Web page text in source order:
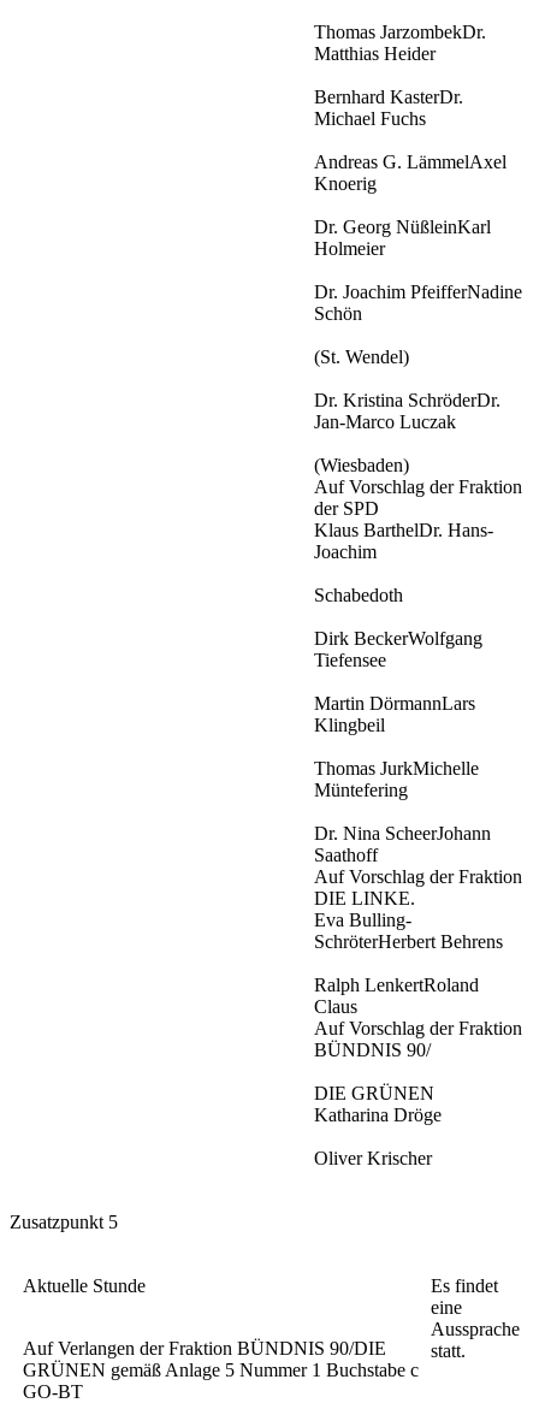
Thomas JarzombekDr.
Matthias Heider
Bernhard KasterDr.
Michael Fuchs
Andreas G. LämmelAxel
Knoerig
Dr. Georg NüßleinKarl
Holmeier
Dr. Joachim PfeifferNadine
Schön
(St. Wendel)
Dr. Kristina SchröderDr.
Jan-Marco Luczak
(Wiesbaden)
Auf Vorschlag der Fraktion
der SPD
Klaus BarthelDr. Hans-
Joachim
Schabedoth
Dirk BeckerWolfgang
Tiefensee
Martin DörmannLars
Klingbeil
Thomas JurkMichelle
Müntefering
Dr. Nina ScheerJohann
Saathoff
Auf Vorschlag der Fraktion
DIE LINKE.
Eva Bulling-
SchröterHerbert Behrens
Ralph LenkertRoland
Claus
Auf Vorschlag der Fraktion
BÜNDNIS 90/
DIE GRÜNEN
Katharina Dröge
Oliver Krischer
Zusatzpunkt 5
Aktuelle Stunde
Auf Verlangen der Fraktion BÜNDNIS 90/DIE
GRÜNEN gemäß Anlage 5 Nummer 1 Buchstabe c
GO-BT
Es findet
eine
Aussprache
statt.